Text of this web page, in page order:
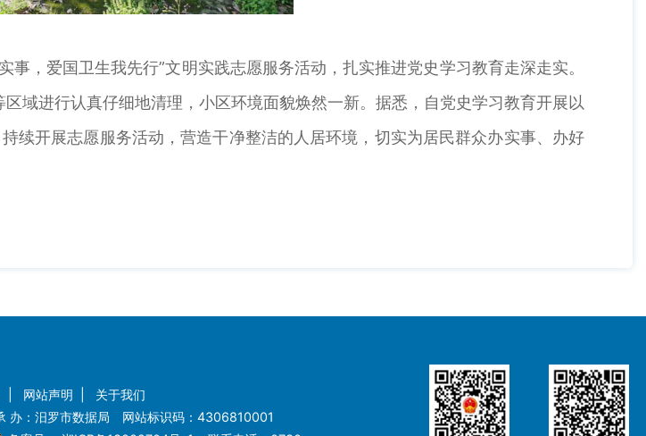
，爱国卫生我先行”文明实践志愿服务活动，扎实推进党史学习教育走深走实。
域进行认真仔细地清理，小区环境面貌焕然一新。据悉，自党史学习教育开展以
续开展志愿服务活动，营造干净整洁的人居环境，切实为居民群众办实事、办好
网站声明
关于我们
办：汨罗市数据局 网站标识码：4306810001